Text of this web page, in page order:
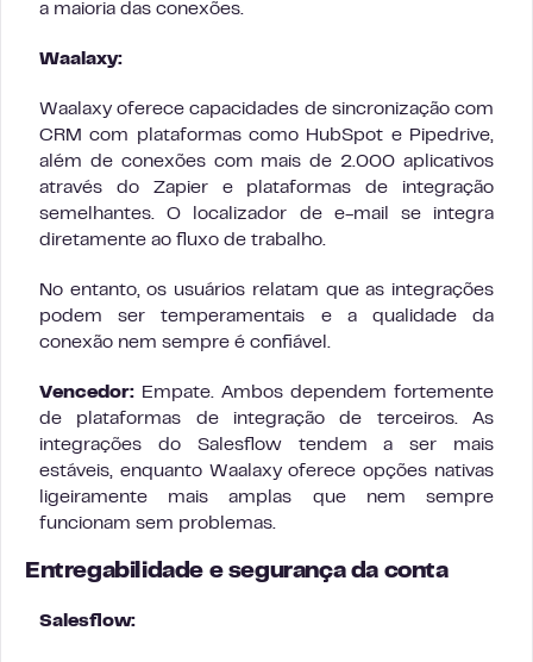
a maioria das conexões.
Waalaxy:
Waalaxy oferece capacidades de sincronização com
CRM com plataformas como HubSpot e Pipedrive,
além de conexões com mais de 2.000 aplicativos
através do Zapier e plataformas de integração
semelhantes. O localizador de e-mail se integra
diretamente ao fluxo de trabalho.
No entanto, os usuários relatam que as integrações
podem ser temperamentais e a qualidade da
conexão nem sempre é confiável.
Vencedor: Empate. Ambos dependem fortemente
de plataformas de integração de terceiros. As
integrações do Salesflow tendem a ser mais
estáveis, enquanto Waalaxy oferece opções nativas
ligeiramente mais amplas que nem sempre
funcionam sem problemas.
Entregabilidade e segurança da conta
Salesflow: